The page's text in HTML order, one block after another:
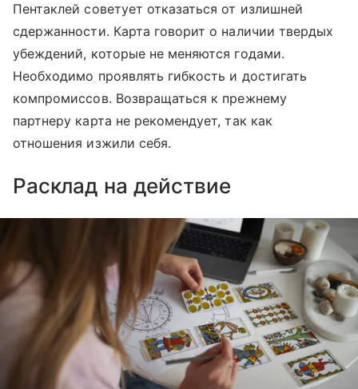
Пентаклей советует отказаться от излишней
сдержанности. Карта говорит о наличии твердых
убеждений, которые не меняются годами.
Необходимо проявлять гибкость и достигать
компромиссов. Возвращаться к прежнему
партнеру карта не рекомендует, так как
отношения изжили себя.
Расклад на действие